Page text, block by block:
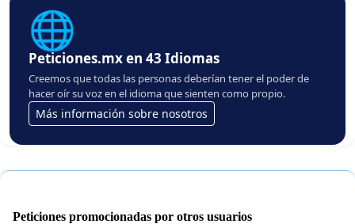
🌐
Peticiones.mx en 43 Idiomas
Creemos que todas las personas deberían tener el poder de
hacer oír su voz en el idioma que sienten como propio.
Más información sobre nosotros
Peticiones promocionadas por otros usuarios